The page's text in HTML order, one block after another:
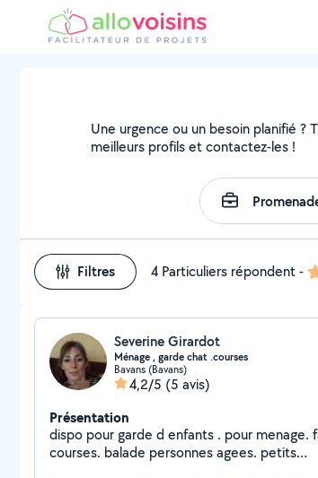
Une urgence ou un besoin planifié ?
meilleurs profils et contactez-les !
Filtres 4 Particuliers répondent-
Severine Girardot
Ménage , garde chat .courses
Bavans (Bavans)
4,2/5 (5 avis)
Présentation
dispo pour garde d enfants . pour menage.
courses. balade personnes agees. petits